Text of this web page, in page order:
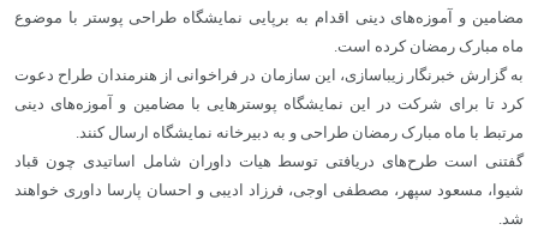
مضامین و آموزه‌های دینی اقدام به برپایی نمایشگاه طراحی پوستر با موضوع
ماه مبارک رمضان کرده است.
به گزارش خبرنگار زیباسازی، این سازمان در فراخوانی از هنرمندان طراح دعوت
کرد تا برای شرکت در این نمایشگاه پوسترهایی با مضامین و آموزه‌های دینی
مرتبط با ماه مبارک رمضان طراحی و به دبیرخانه نمایشگاه ارسال کنند.
گفتنی است طرح‌های دریافتی توسط هیات داوران شامل اساتیدی چون قباد
شیوا، مسعود سپهر، مصطفی اوجی، فرزاد ادیبی و احسان پارسا داوری خواهند
شد.